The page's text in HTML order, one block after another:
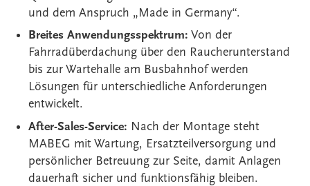
und dem Anspruch „Made in Germany“.
Breites Anwendungsspektrum: Von der
Fahrradüberdachung über den Raucherunterstand
bis zur Wartehalle am Busbahnhof werden
Lösungen für unterschiedliche Anforderungen
entwickelt.
After-Sales-Service: Nach der Montage steht
MABEG mit Wartung, Ersatzteilversorgung und
persönlicher Betreuung zur Seite, damit Anlagen
dauerhaft sicher und funktionsfähig bleiben.